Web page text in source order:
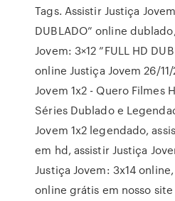
Tags. Assistir Justiça
DUBLADO” online
Jovem: 3×12 ”FULL HD
online Justiça Jovem 26/
Jovem 1x2 - Quero Filmes
Séries Dublado e
Jovem 1x2 legendado,
em hd, assistir Justiça
Justiça Jovem: 3x14
online grátis em nosso